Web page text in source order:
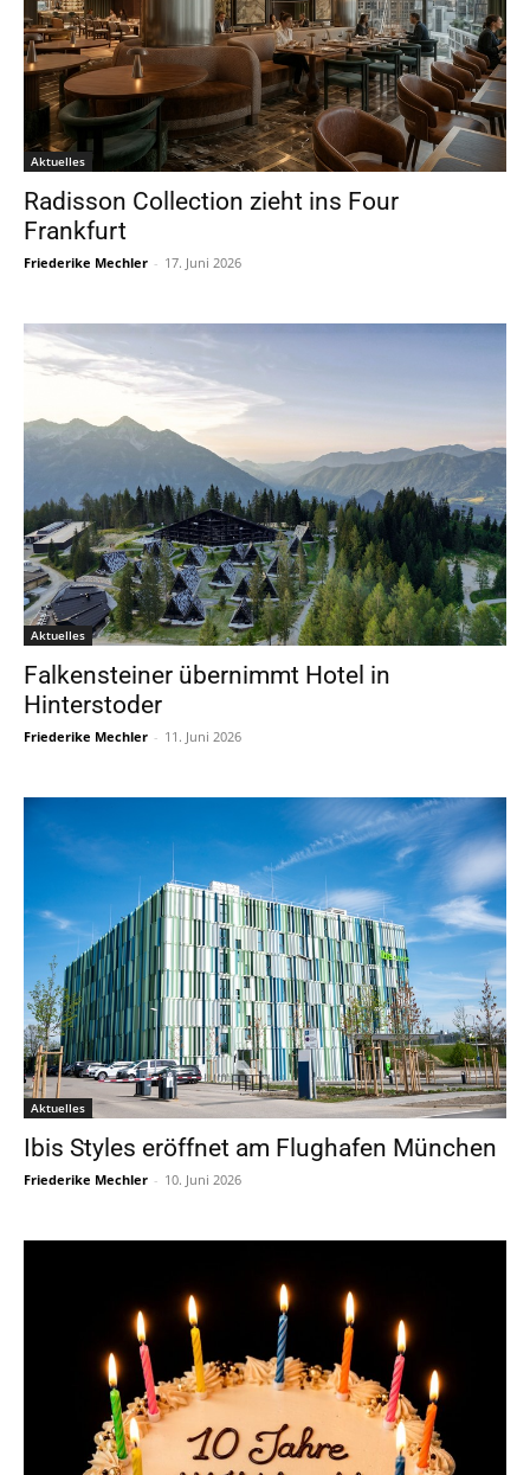
Aktuelles
Radisson Collection zieht ins Four
Frankfurt
Friederike Mechler - 17. Juni 2026
Aktuelles
Falkensteiner übernimmt Hotel in
Hinterstoder
Friederike Mechler - 11. Juni 2026
Aktuelles
Ibis Styles eröffnet am Flughafen München
Friederike Mechler - 10. Juni 2026